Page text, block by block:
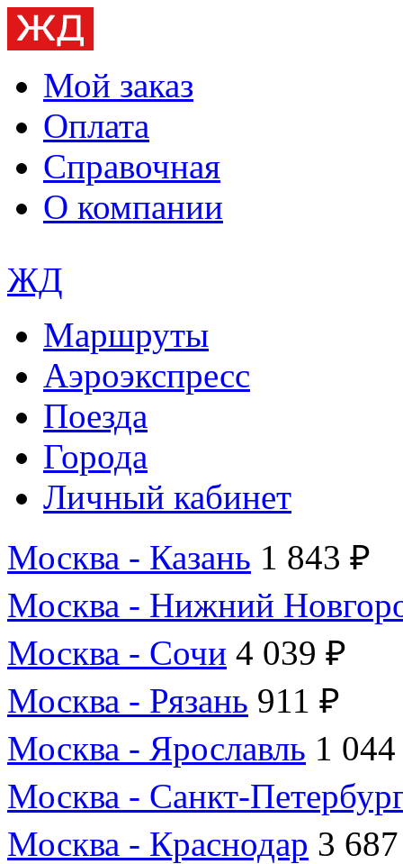
Мой заказ
Оплата
Справочная
О компании
ЖД
Маршруты
Аэроэкспресс
Поезда
Города
Личный кабинет
Москва - Казань 1 843 ₽
Москва - Нижний
Москва - Сочи 4 039 ₽
Москва - Рязань 911 ₽
Москва - Ярославль 1
Москва - Санкт-
Москва - Краснодар 3